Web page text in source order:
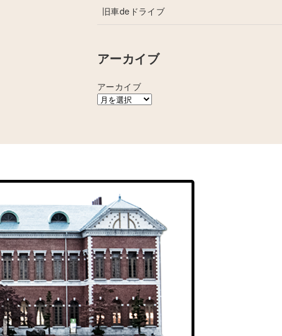
旧車deドライブ
アーカイブ
アーカイブ